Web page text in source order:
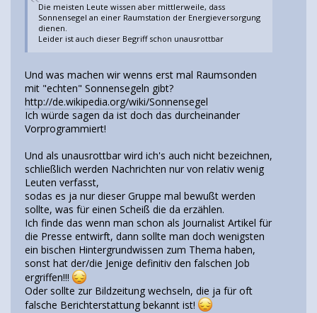
Die meisten Leute wissen aber mittlerweile, dass
Sonnensegel an einer Raumstation der Energieversorgung
dienen.
Leider ist auch dieser Begriff schon unausrottbar
Und was machen wir wenns erst mal Raumsonden
mit "echten" Sonnensegeln gibt?
http://de.wikipedia.org/wiki/Sonnensegel
Ich würde sagen da ist doch das durcheinander
Vorprogrammiert!
Und als unausrottbar wird ich's auch nicht bezeichnen,
schließlich werden Nachrichten nur von relativ wenig
Leuten verfasst,
sodas es ja nur dieser Gruppe mal bewußt werden
sollte, was für einen Scheiß die da erzählen.
Ich finde das wenn man schon als Journalist Artikel für
die Presse entwirft, dann sollte man doch wenigsten
ein bischen Hintergrundwissen zum Thema haben,
sonst hat der/die Jenige definitiv den falschen Job
ergriffen!!!
Oder sollte zur Bildzeitung wechseln, die ja für oft
falsche Berichterstattung bekannt ist!